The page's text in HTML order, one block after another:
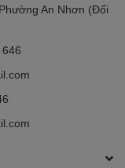
An Nhơn (Đối